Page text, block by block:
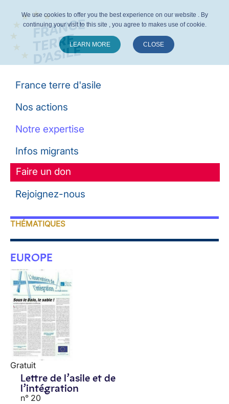
France terre d'asile
Nos actions
Notre expertise
Infos migrants
Faire un don
Rejoignez-nous
THÉMATIQUES
EUROPE
Gratuit
Lettre de l’asile et de
l’intégration
n° 20
We use cookies to offer you the best experience on our website . By
continuing your visit to this site , you agree to makes use of cookie.
LEARN MORE CLOSE